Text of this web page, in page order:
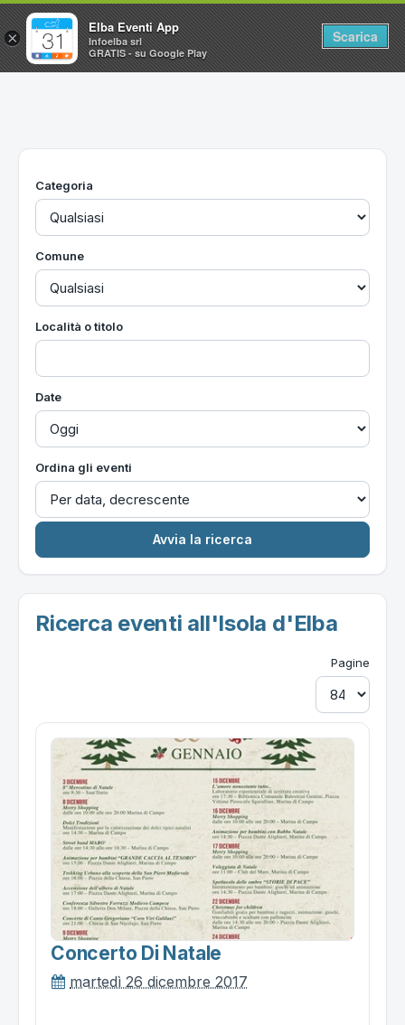
Home
Utilità
Categoria
Comune
Località o titolo
Date
Ordina gli eventi
Ricerca eventi all'Isola d'Elba
Pagine
Concerto Di Natale
martedì 26 dicembre 2017
×
Elba Eventi App
Infoelba srl
GRATIS - su Google Play
Scarica